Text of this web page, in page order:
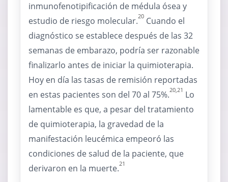
inmunofenotipificación de médula ósea y
estudio de riesgo molecular.20 Cuando el
diagnóstico se establece después de las 32
semanas de embarazo, podría ser razonable
finalizarlo antes de iniciar la quimioterapia.
Hoy en día las tasas de remisión reportadas
en estas pacientes son del 70 al 75%.20,21 Lo
lamentable es que, a pesar del tratamiento
de quimioterapia, la gravedad de la
manifestación leucémica empeoró las
condiciones de salud de la paciente, que
derivaron en la muerte.21